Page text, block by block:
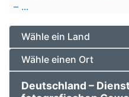
– ...
Wähle ein Land
Wähle einen Ort
Deutschland –